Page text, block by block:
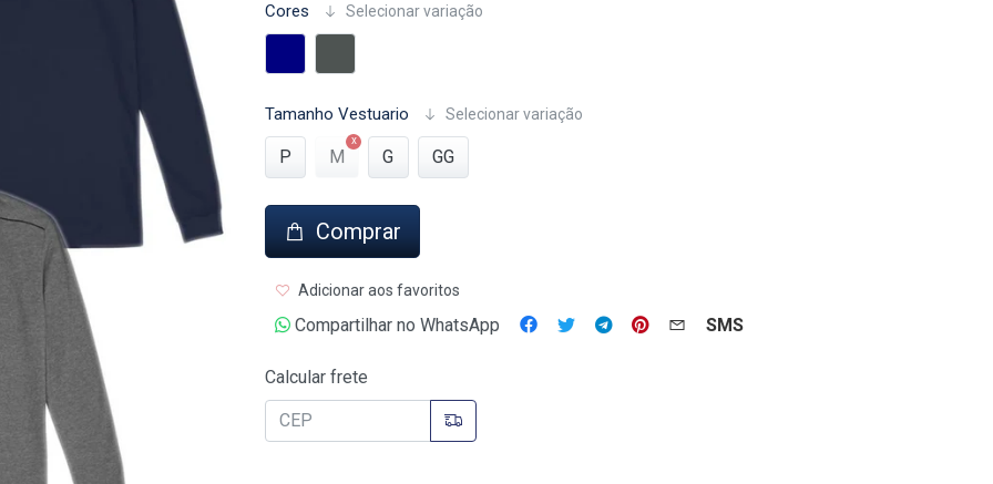
Cores Selecionar variação
Tamanho Vestuario Selecionar variação
P M G GG
Comprar
Adicionar aos favoritos
Compartilhar no WhatsApp SMS
Calcular frete